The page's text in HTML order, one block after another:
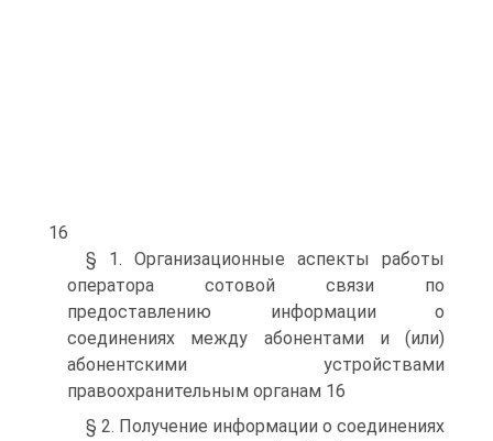
16
§ 1. Организационные аспекты работы
оператора сотовой связи по
предоставлению информации о
соединениях между абонентами и (или)
абонентскими устройствами
правоохранительным органам 16
§ 2. Получение информации о соединениях